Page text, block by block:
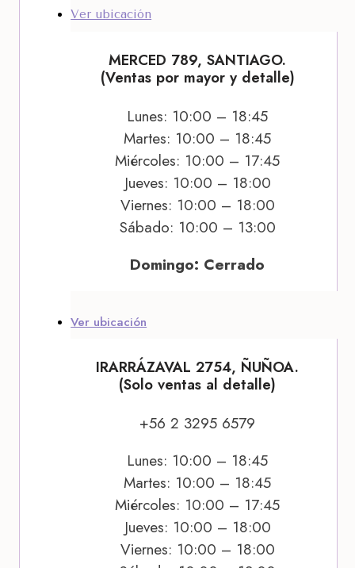
Ver ubicación
MERCED 789, SANTIAGO.
(Ventas por mayor y detalle)
Lunes: 10:00 – 18:45
Martes: 10:00 – 18:45
Miércoles: 10:00 – 17:45
Jueves: 10:00 – 18:00
Viernes: 10:00 – 18:00
Sábado: 10:00 – 13:00
Domingo: Cerrado
Ver ubicación
IRARRÁZAVAL 2754, ÑUÑOA.
(Solo ventas al detalle)
+56 2 3295 6579
Lunes: 10:00 – 18:45
Martes: 10:00 – 18:45
Miércoles: 10:00 – 17:45
Jueves: 10:00 – 18:00
Viernes: 10:00 – 18:00